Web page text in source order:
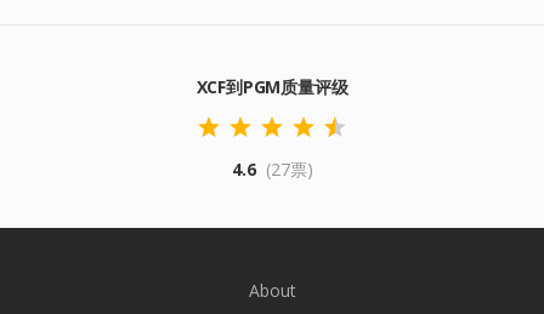
XCF到PGM质量评级
4.6 (27票)
About